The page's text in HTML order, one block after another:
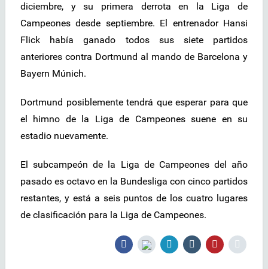
diciembre, y su primera derrota en la Liga de
Campeones desde septiembre. El entrenador Hansi
Flick había ganado todos sus siete partidos
anteriores contra Dortmund al mando de Barcelona y
Bayern Múnich.
Dortmund posiblemente tendrá que esperar para que
el himno de la Liga de Campeones suene en su
estadio nuevamente.
El subcampeón de la Liga de Campeones del año
pasado es octavo en la Bundesliga con cinco partidos
restantes, y está a seis puntos de los cuatro lugares
de clasificación para la Liga de Campeones.